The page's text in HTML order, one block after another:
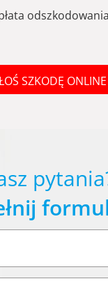
odszkodowania
SZKODĘ ONLINE